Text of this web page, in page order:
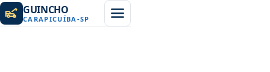
GUINCHO
CARAPICUÍBA -SP